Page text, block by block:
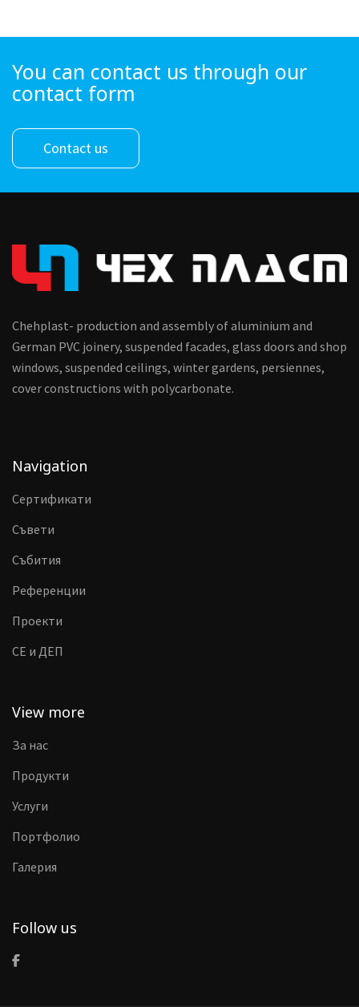
You can contact us through our
contact form
Contact us
Chehplast- production and assembly of aluminium and
German PVC joinery, suspended facades, glass doors and shop
windows, suspended ceilings, winter gardens, persiennes,
cover constructions with polycarbonate.
Navigation
Сертификати
Съвети
Събития
Референции
Проекти
CE и ДЕП
View more
За нас
Продукти
Услуги
Портфолио
Галерия
Follow us